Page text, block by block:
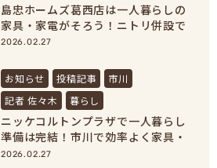
島忠ホームズ葛西店は一人暮らしの
家具・家電がそろう！ニトリ併設で
新生活準備が完結
2026.02.27
お知らせ 投稿記事
市川
記者 佐々木
暮らし
ニッケコルトンプラザで一人暮らし
準備は完結！市川で効率よく家具・
家電をそろえよう！
2026.02.27